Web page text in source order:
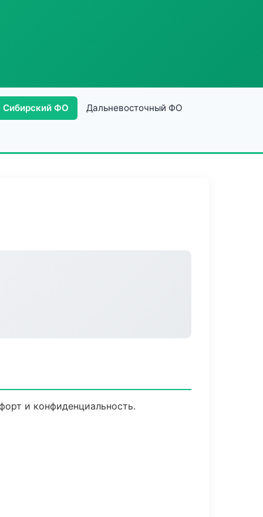
Сибирский ФО Дальневосточный ФО
и конфиденциальность.